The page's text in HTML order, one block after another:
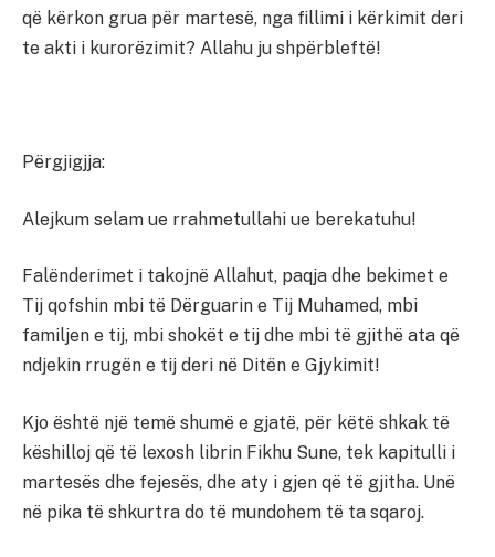
që kërkon grua për martesë, nga fillimi i kërkimit deri
te akti i kurorëzimit? Allahu ju shpërbleftë!
Përgjigjja:
Alejkum selam ue rrahmetullahi ue berekatuhu!
Falënderimet i takojnë Allahut, paqja dhe bekimet e
Tij qofshin mbi të Dërguarin e Tij Muhamed, mbi
familjen e tij, mbi shokët e tij dhe mbi të gjithë ata që
ndjekin rrugën e tij deri në Ditën e Gjykimit!
Kjo është një temë shumë e gjatë, për këtë shkak të
këshilloj që të lexosh librin Fikhu Sune, tek kapitulli i
martesës dhe fejesës, dhe aty i gjen që të gjitha. Unë
në pika të shkurtra do të mundohem të ta sqaroj.